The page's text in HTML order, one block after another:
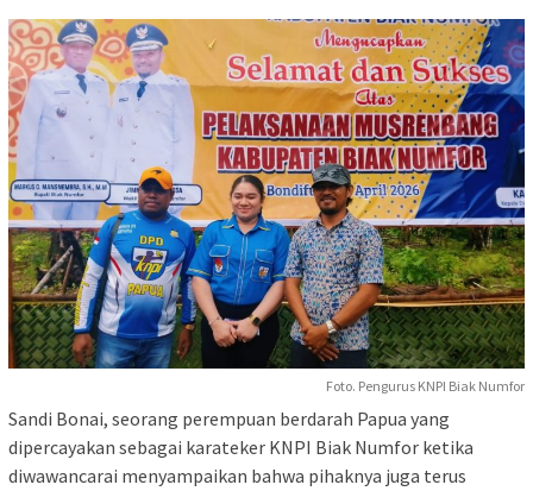
Foto. Pengurus KNPI Biak Numfor
Sandi Bonai, seorang perempuan berdarah Papua yang
dipercayakan sebagai karateker KNPI Biak Numfor ketika
diwawancarai menyampaikan bahwa pihaknya juga terus